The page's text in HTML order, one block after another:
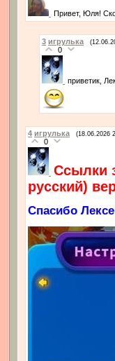
Привет, Юля!
3 игрулька
0
приветик,
4 игрулька (18.06.2026
0
Ссылки
русский)
Спасибо